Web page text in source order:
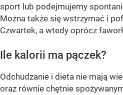
sport lub podejmujemy
Można także się wstrzymać i
Czwartek, a wtedy oprócz
Ile kalorii ma pączek?
Odchudzanie i dieta nie mają
oraz równie chętnie